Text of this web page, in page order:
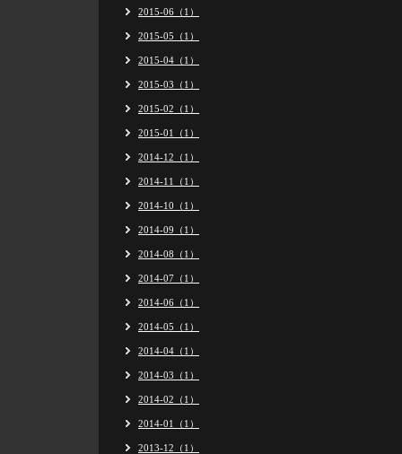
2015-06（1）
2015-05（1）
2015-04（1）
2015-03（1）
2015-02（1）
2015-01（1）
2014-12（1）
2014-11（1）
2014-10（1）
2014-09（1）
2014-08（1）
2014-07（1）
2014-06（1）
2014-05（1）
2014-04（1）
2014-03（1）
2014-02（1）
2014-01（1）
2013-12（1）